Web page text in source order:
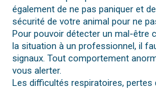
également de ne pas paniquer et
sécurité de votre animal pour ne
Pour pouvoir détecter un mal-être
la situation à un professionnel, il
signaux. Tout comportement
vous alerter.
Les difficultés respiratoires, pertes